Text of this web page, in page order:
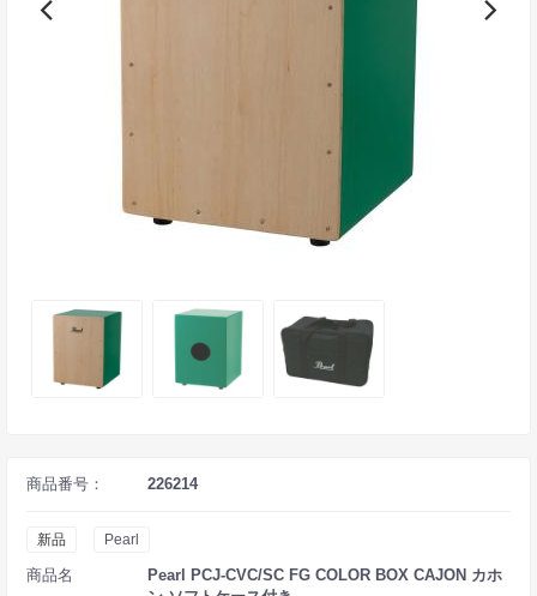
商品番号： 226214
新品 Pearl
商品名
Pearl PCJ-CVC/SC FG COLOR BOX CAJON カホ